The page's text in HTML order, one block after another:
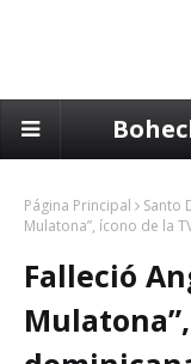
Página Principal Santo
Mulatona”, ícono de la
Falleció